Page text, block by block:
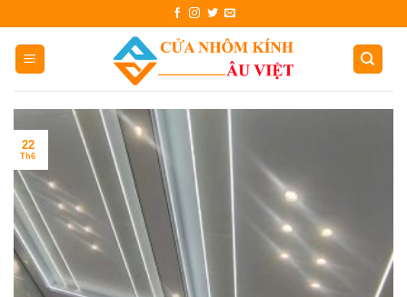
content
22
Th6